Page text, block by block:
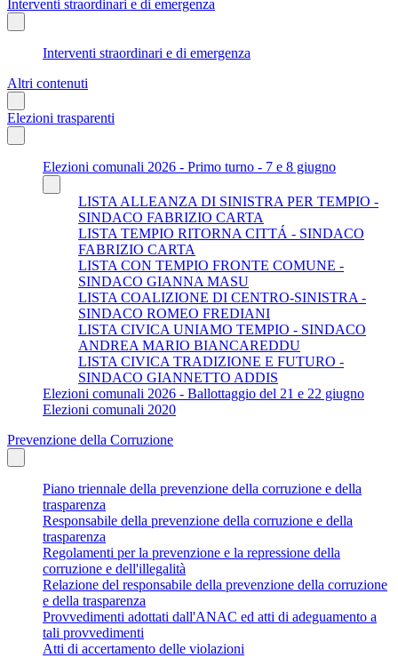
Interventi straordinari e di emergenza
Interventi straordinari e di emergenza
Altri contenuti
Elezioni trasparenti
Elezioni comunali 2026 - Primo turno - 7 e 8 giugno
LISTA ALLEANZA DI SINISTRA PER TEMPIO -
SINDACO FABRIZIO CARTA
LISTA TEMPIO RITORNA CITTÁ - SINDACO
FABRIZIO CARTA
LISTA CON TEMPIO FRONTE COMUNE -
SINDACO GIANNA MASU
LISTA COALIZIONE DI CENTRO-SINISTRA -
SINDACO ROMEO FREDIANI
LISTA CIVICA UNIAMO TEMPIO - SINDACO
ANDREA MARIO BIANCAREDDU
LISTA CIVICA TRADIZIONE E FUTURO -
SINDACO GIANNETTO ADDIS
Elezioni comunali 2026 - Ballottaggio del 21 e 22 giugno
Elezioni comunali 2020
Prevenzione della Corruzione
Piano triennale della prevenzione della corruzione e della
trasparenza
Responsabile della prevenzione della corruzione e della
trasparenza
Regolamenti per la prevenzione e la repressione della
corruzione e dell'illegalità
Relazione del responsabile della prevenzione della corruzione
e della trasparenza
Provvedimenti adottati dall'ANAC ed atti di adeguamento a
tali provvedimenti
Atti di accertamento delle violazioni